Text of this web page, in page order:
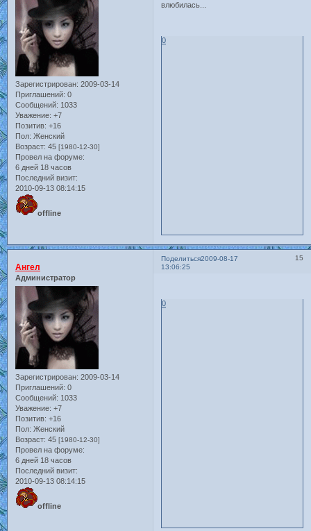
Зарегистрирован: 2009-03-14
Приглашений: 0
Сообщений: 1033
Уважение: +7
Позитив: +16
Пол: Женский
Возраст: 45 [1980-12-30]
Провел на форуме:
6 дней 18 часов
Последний визит:
2010-09-13 08:14:15
offline
влюбилась...
0
Поделиться 15
2009-08-17
13:06:25
Ангел
Администратор
Зарегистрирован: 2009-03-14
Приглашений: 0
Сообщений: 1033
Уважение: +7
Позитив: +16
Пол: Женский
Возраст: 45 [1980-12-30]
Провел на форуме:
6 дней 18 часов
Последний визит:
2010-09-13 08:14:15
offline
0